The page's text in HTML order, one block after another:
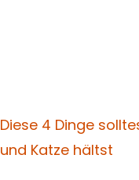
Diese 4 Dinge
und Katze hältst